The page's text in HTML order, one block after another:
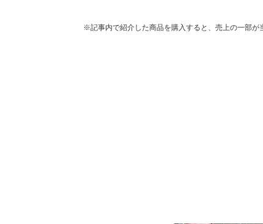
※記事内で紹介した商品を購入すると、売上の一部が